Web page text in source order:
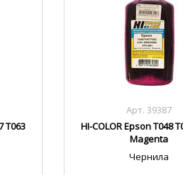
T063
Арт. 39387
HI-COLOR Epson T048
Magenta
Чернила